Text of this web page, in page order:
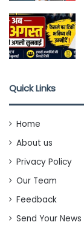
Quick Links
Home
About us
Privacy Policy
Our Team
Feedback
Send Your News